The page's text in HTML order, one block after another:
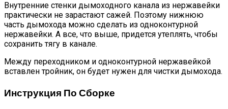
Внутренние стенки дымоходного канала из нержавейки
практически не зарастают сажей. Поэтому нижнюю
часть дымохода можно сделать из одноконтурной
нержавейки. А все, что выше, придется утеплять, чтобы
сохранить тягу в канале.
Между переходником и одноконтурной нержавейкой
вставлен тройник, он будет нужен для чистки дымохода.
Инструкция По Сборке